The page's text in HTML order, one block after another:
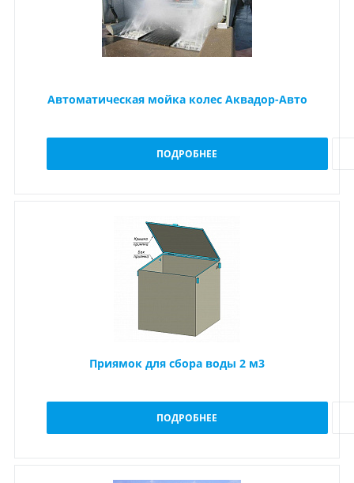
Автоматическая мойка колес Аквадор-Авто
ПОДРОБНЕЕ
Приямок для сбора воды 2 м3
ПОДРОБНЕЕ